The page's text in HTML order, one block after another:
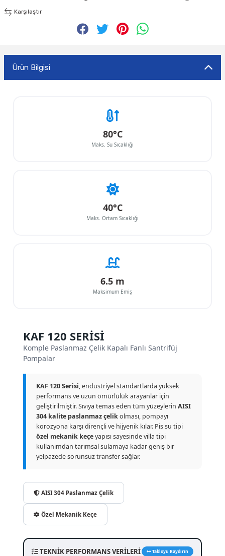
Karşılaştır
Ürün Bilgisi
80°C
Maks. Su Sıcaklığı
40°C
Maks. Ortam Sıcaklığı
6.5 m
Maksimum Emiş
KAF 120 SERİSİ
Komple Paslanmaz Çelik Kapalı Fanlı Santrifüj
Pompalar
KAF 120 Serisi, endüstriyel standartlarda yüksek
performans ve uzun ömürlülük arayanlar için
geliştirilmiştir. Sıvıya temas eden tüm yüzeylerin AISI
304 kalite paslanmaz çelikolması, pompayı
korozyona karşı dirençli ve hijyenik kılar. Pis su tipi
özel mekanik keçeyapısı sayesinde villa tipi
kullanımdan tarımsal sulamaya kadar geniş bir
yelpazede sorunsuz transfer sağlar.
AISI 304 Paslanmaz Çelik
Özel Mekanik Keçe
TEKNİK PERFORMANS VERİLERİ Tabloyu Kaydırın